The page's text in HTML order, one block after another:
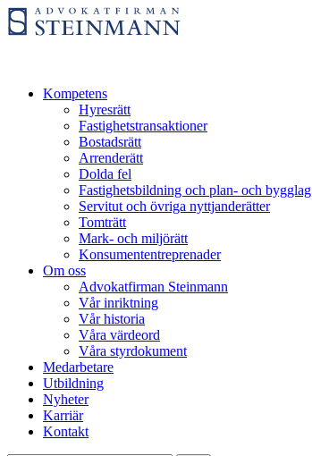
Kompetens
Hyresrätt
Fastighetstransaktioner
Bostadsrätt
Arrenderätt
Dolda fel
Fastighetsbildning och plan- och bygglag
Servitut och övriga nyttjanderätter
Tomträtt
Mark- och miljörätt
Konsumententreprenader
Om oss
Advokatfirman Steinmann
Vår inriktning
Vår historia
Våra värdeord
Våra styrdokument
Medarbetare
Utbildning
Nyheter
Karriär
Kontakt